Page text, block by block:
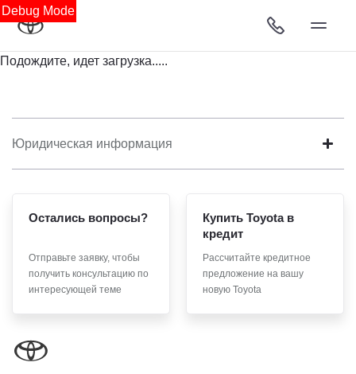
Debug Mode
Подождите, идет загрузка.....
Юридическая информация
Остались вопросы?
Отправьте заявку, чтобы
получить консультацию по
интересующей теме
Купить Toyota в
кредит
Рассчитайте кредитное
предложение на вашу
новую Toyota